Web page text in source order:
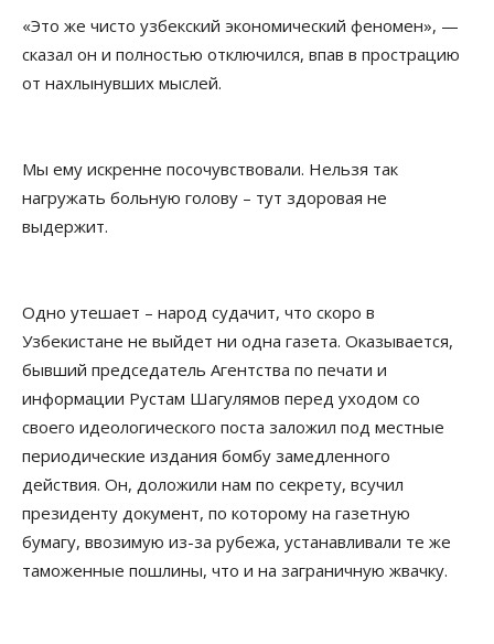
«Это же чисто узбекский экономический феномен», —
сказал он и полностью отключился, впав в прострацию
от нахлынувших мыслей.
Мы ему искренне посочувствовали. Нельзя так
нагружать больную голову – тут здоровая не
выдержит.
Одно утешает – народ судачит, что скоро в
Узбекистане не выйдет ни одна газета. Оказывается,
бывший председатель Агентства по печати и
информации Рустам Шагулямов перед уходом со
своего идеологического поста заложил под местные
периодические издания бомбу замедленного
действия. Он, доложили нам по секрету, всучил
президенту документ, по которому на газетную
бумагу, ввозимую из-за рубежа, устанавливали те же
таможенные пошлины, что и на заграничную жвачку.